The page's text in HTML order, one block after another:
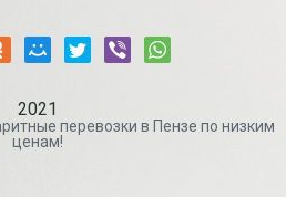
2021
перевозки в Пензе по низким
ценам!